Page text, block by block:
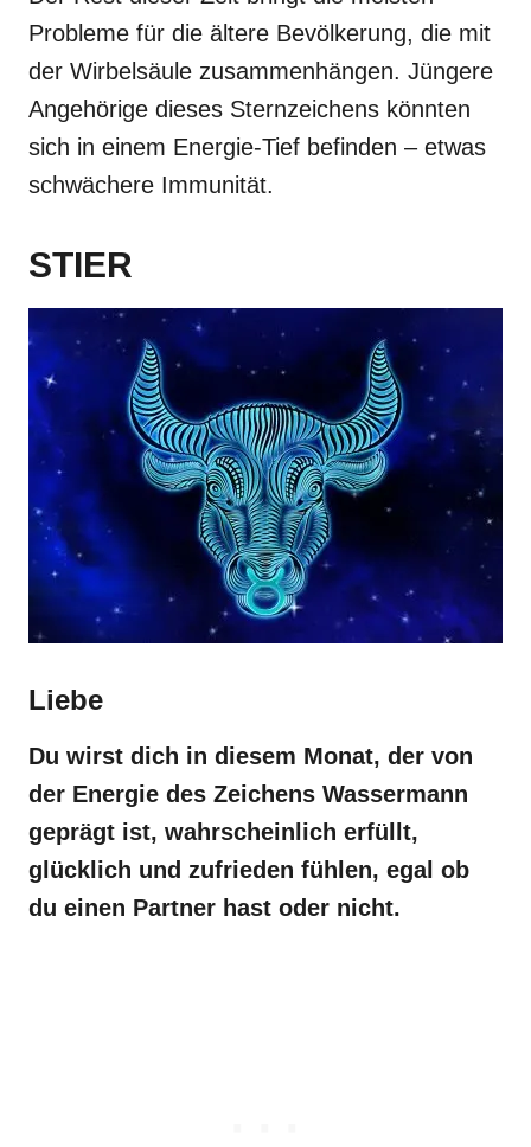
Probleme für die ältere Bevölkerung, die mit
der Wirbelsäule zusammenhängen. Jüngere
Angehörige dieses Sternzeichens könnten
sich in einem Energie-Tief befinden – etwas
schwächere Immunität.
STIER
Liebe
Du wirst dich in diesem Monat, der von
der Energie des Zeichens Wassermann
geprägt ist, wahrscheinlich erfüllt,
glücklich und zufrieden fühlen, egal ob
du einen Partner hast oder nicht.